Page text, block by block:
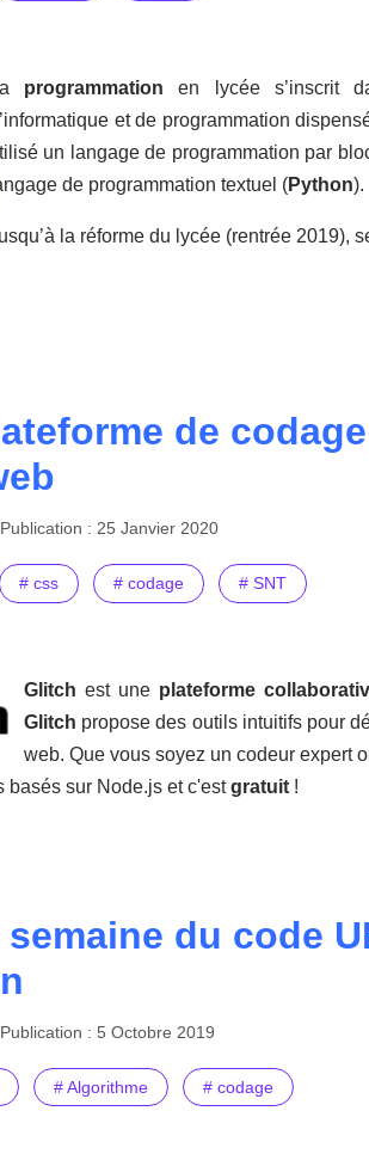
programmation en lycée s’inscrit
et de programmation
un langage de programmation par
de programmation textuel (Python).
la réforme du lycée (rentrée 2019),
de
Publication : 25 Janvier 2020
# css # codage # SNT
Glitch est une plateforme
Glitch propose des outils intuitifs pour
web. Que vous soyez un codeur expert
basés sur Node.js et c'estgratuit !
semaine du code
Publication : 5 Octobre 2019
# Algorithme # codage